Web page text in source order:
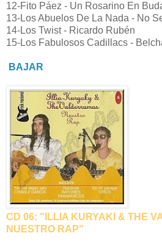
12-Fito Páez - Un Rosarino En
13-Los Abuelos De La Nada - No
14-Los Twist - Ricardo Rubén
15-Los Fabulosos Cadillacs -
BAJAR
CD 06: "ILLIA KURYAKI & THE
NUESTRO RAP"